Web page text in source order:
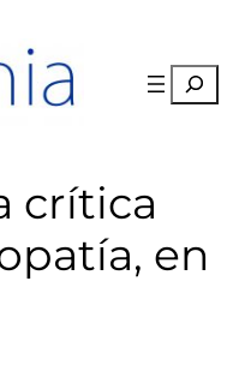
Buscar
crítica
en